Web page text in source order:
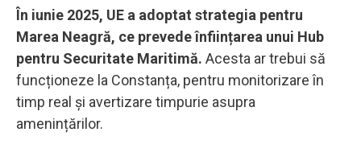
În iunie 2025, UE a adoptat strategia pentru
Marea Neagră, ce prevede înființarea unui Hub
pentru Securitate Maritimă. Acesta ar trebui să
funcționeze la Constanța, pentru monitorizare în
timp real și avertizare timpurie asupra
amenințărilor.